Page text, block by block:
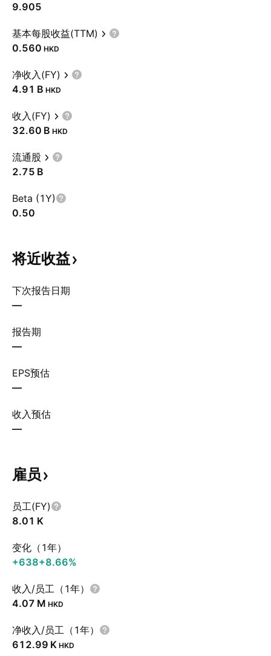
9.905
基本每股收益(TTM)
0.560 HKD
净收入(FY)
‪4.91 B‬ HKD
收入(FY)
‪32.60 B‬ HKD
流通股
‪2.75 B‬
Beta (1Y)
0.50
将近收益
下次报告日期
—
报告期
—
EPS预估
—
收入预估
—
雇员
员工(FY)
‪8.01 K‬
变化（1年）
+638+8.66%
收入/员工（1年）
‪4.07 M‬ HKD
净收入/员工（1年）
‪612.99 K‬ HKD